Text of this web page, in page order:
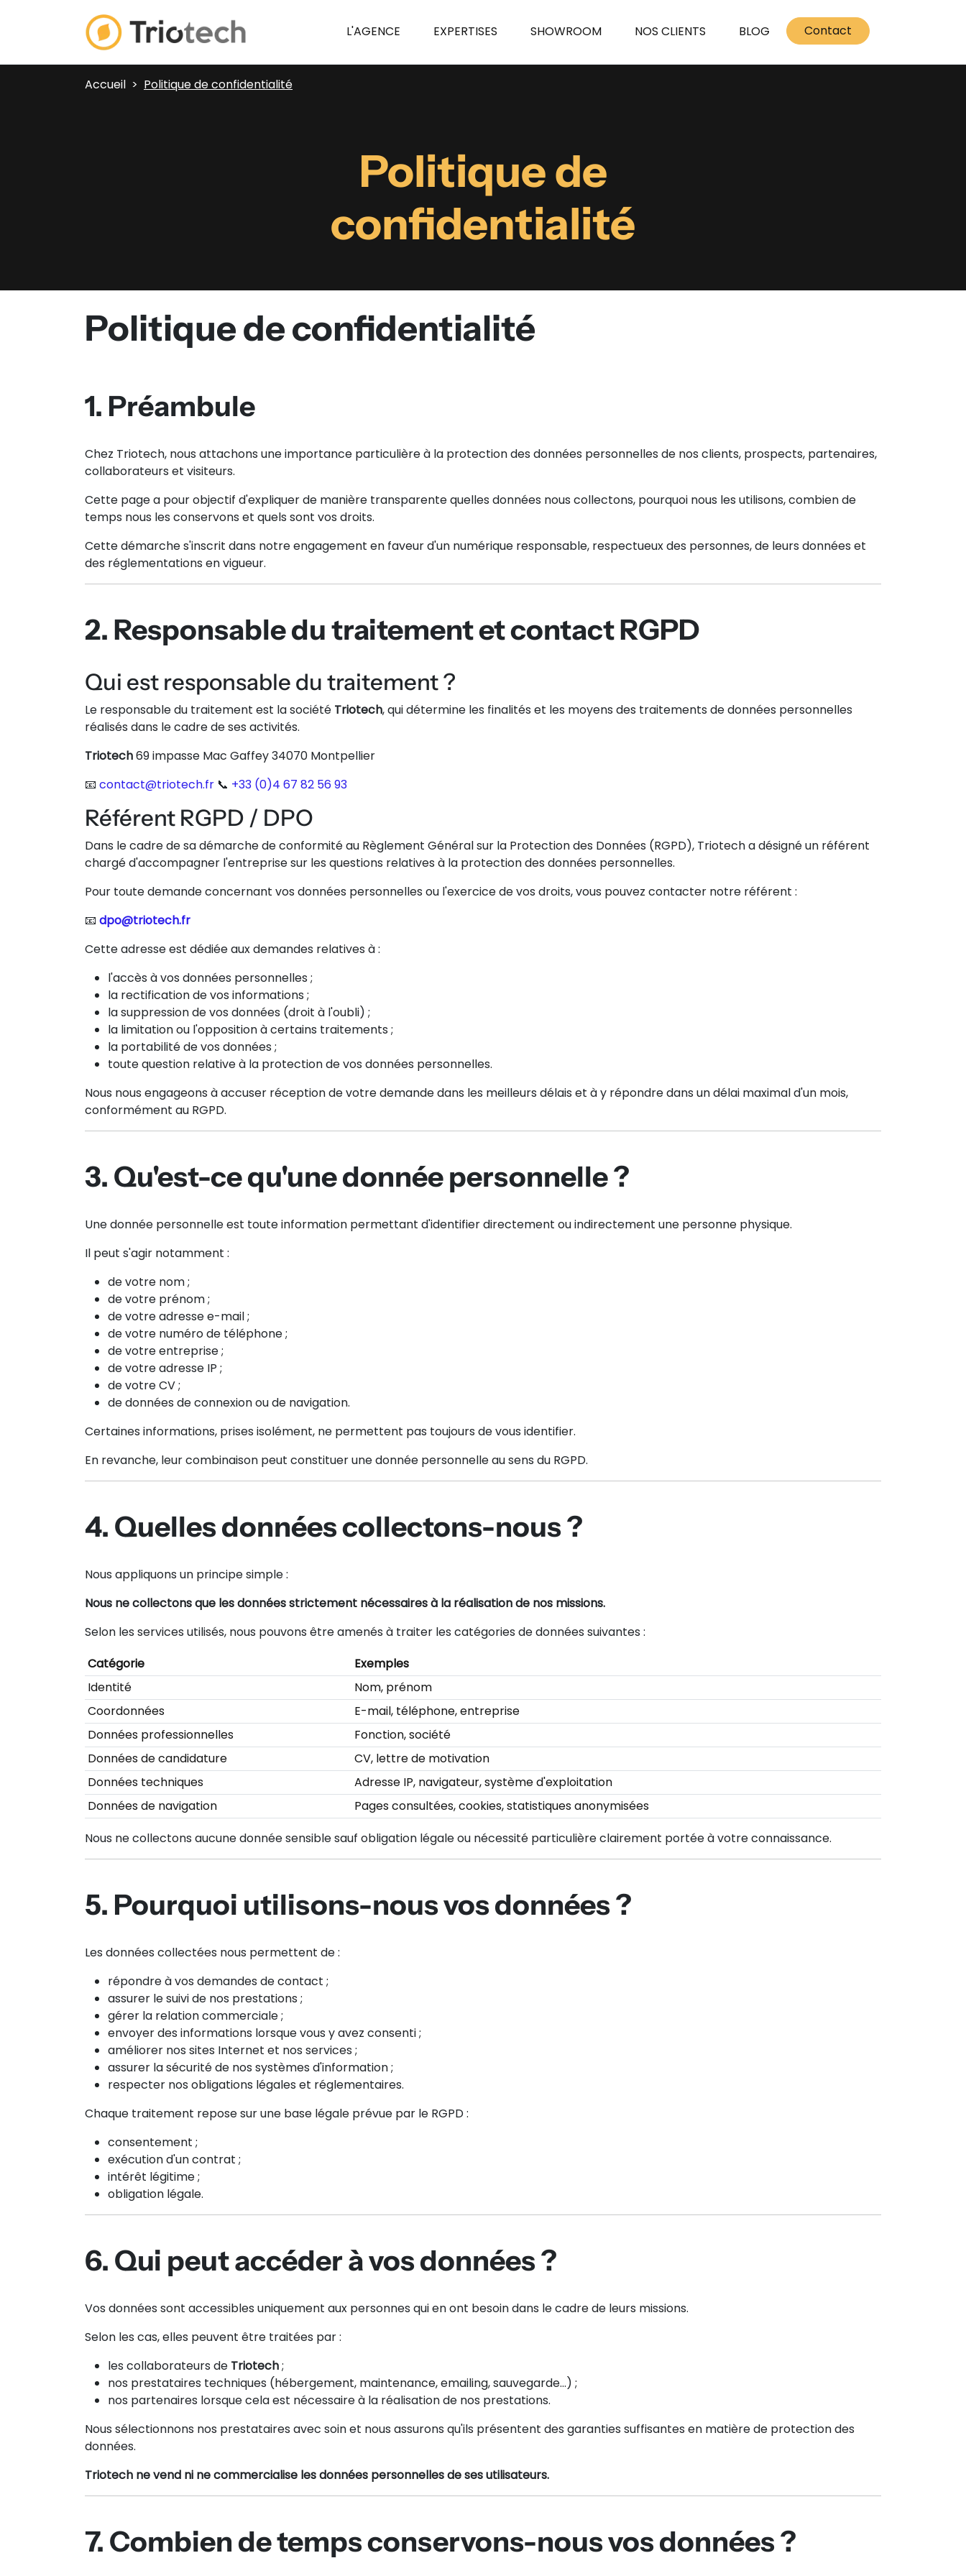
L'AGENCE EXPERTISES SHOWROOM NOS CLIENTS BLOG Contact
Accueil Politique de confidentialité
Politique de
confidentialité
Politique de confidentialité
1. Préambule
Chez Triotech, nous attachons une importance particulière à la protection des données personnelles de nos clients, prospects, partenaires,
collaborateurs et visiteurs.
Cette page a pour objectif d'expliquer de manière transparente quelles données nous collectons, pourquoi nous les utilisons, combien de
temps nous les conservons et quels sont vos droits.
Cette démarche s'inscrit dans notre engagement en faveur d'un numérique responsable, respectueux des personnes, de leurs données et
des réglementations en vigueur.
2. Responsable du traitement et contact RGPD
Qui est responsable du traitement ?
Le responsable du traitement est la société Triotech, qui détermine les finalités et les moyens des traitements de données personnelles
réalisés dans le cadre de ses activités.
Triotech69 impasse Mac Gaffey 34070 Montpellier
📧 contact@triotech.fr 📞 +33 (0)4 67 82 56 93
Référent RGPD / DPO
Dans le cadre de sa démarche de conformité au Règlement Général sur la Protection des Données (RGPD), Triotech a désigné un référent
chargé d'accompagner l'entreprise sur les questions relatives à la protection des données personnelles.
Pour toute demande concernant vos données personnelles ou l'exercice de vos droits, vous pouvez contacter notre référent :
📧 dpo@triotech.fr
Cette adresse est dédiée aux demandes relatives à :
l'accès à vos données personnelles ;
la rectification de vos informations ;
la suppression de vos données (droit à l'oubli) ;
la limitation ou l'opposition à certains traitements ;
la portabilité de vos données ;
toute question relative à la protection de vos données personnelles.
Nous nous engageons à accuser réception de votre demande dans les meilleurs délais et à y répondre dans un délai maximal d'un mois,
conformément au RGPD.
3. Qu'est-ce qu'une donnée personnelle ?
Une donnée personnelle est toute information permettant d'identifier directement ou indirectement une personne physique.
Il peut s'agir notamment :
de votre nom ;
de votre prénom ;
de votre adresse e-mail ;
de votre numéro de téléphone ;
de votre entreprise ;
de votre adresse IP ;
de votre CV ;
de données de connexion ou de navigation.
Certaines informations, prises isolément, ne permettent pas toujours de vous identifier.
En revanche, leur combinaison peut constituer une donnée personnelle au sens du RGPD.
4. Quelles données collectons-nous ?
Nous appliquons un principe simple :
Nous ne collectons que les données strictement nécessaires à la réalisation de nos missions.
Selon les services utilisés, nous pouvons être amenés à traiter les catégories de données suivantes :
Catégorie
Exemples
Identité
Nom, prénom
Coordonnées
E-mail, téléphone, entreprise
Données professionnelles
Fonction, société
Données de candidature
CV, lettre de motivation
Données techniques
Adresse IP, navigateur, système d'exploitation
Données de navigation
Pages consultées, cookies, statistiques anonymisées
Nous ne collectons aucune donnée sensible sauf obligation légale ou nécessité particulière clairement portée à votre connaissance.
5. Pourquoi utilisons-nous vos données ?
Les données collectées nous permettent de :
répondre à vos demandes de contact ;
assurer le suivi de nos prestations ;
gérer la relation commerciale ;
envoyer des informations lorsque vous y avez consenti ;
améliorer nos sites Internet et nos services ;
assurer la sécurité de nos systèmes d'information ;
respecter nos obligations légales et réglementaires.
Chaque traitement repose sur une base légale prévue par le RGPD :
consentement ;
exécution d'un contrat ;
intérêt légitime ;
obligation légale.
6. Qui peut accéder à vos données ?
Vos données sont accessibles uniquement aux personnes qui en ont besoin dans le cadre de leurs missions.
Selon les cas, elles peuvent être traitées par :
les collaborateurs de Triotech;
nos prestataires techniques (hébergement, maintenance, emailing, sauvegarde…) ;
nos partenaires lorsque cela est nécessaire à la réalisation de nos prestations.
Nous sélectionnons nos prestataires avec soin et nous assurons qu'ils présentent des garanties suffisantes en matière de protection des
données.
Triotech ne vend ni ne commercialise les données personnelles de ses utilisateurs.
7. Combien de temps conservons-nous vos données ?